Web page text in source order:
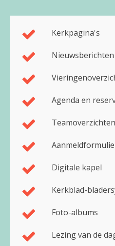
Kerkpagina's
Nieuwsberichten
Agenda en
Teamoverzichten
Digitale kapel
Kerkblad-
Foto-albums
Lezing van de